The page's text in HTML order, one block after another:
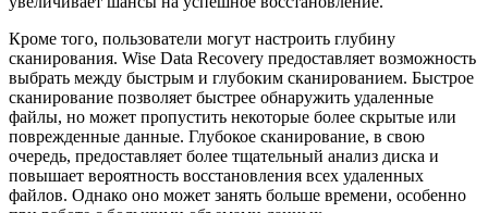
Кроме того, пользователи могут настроить глубину
сканирования. Wise Data Recovery предоставляет возможность
выбрать между быстрым и глубоким сканированием. Быстрое
сканирование позволяет быстрее обнаружить удаленные
файлы, но может пропустить некоторые более скрытые или
поврежденные данные. Глубокое сканирование, в свою
очередь, предоставляет более тщательный анализ диска и
повышает вероятность восстановления всех удаленных
файлов. Однако оно может занять больше времени, особенно